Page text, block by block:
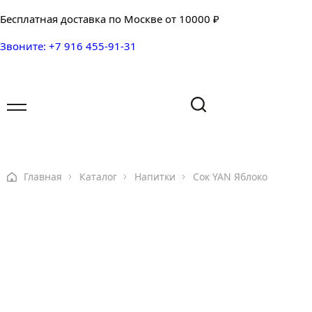
Бесплатная доставка по Москве от 10000 ₽
Звоните: +7 916 455-91-31
Главная Каталог Напитки
Сок YAN Яблоко
Ваш вопрос